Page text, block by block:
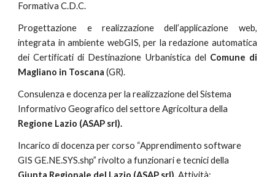
Formativa C.D.C.
Progettazione e realizzazione dell’applicazione web,
integrata in ambiente webGIS, per la redazione automatica
dei Certificati di Destinazione Urbanistica del Comune di
Magliano in Toscana(GR).
Consulenza e docenza per la realizzazione del Sistema
Regione Lazio (ASAP srl).
Incarico di docenza per corso “Apprendimento software
Giunta Regionale del Lazio (ASAP srl). Attività: